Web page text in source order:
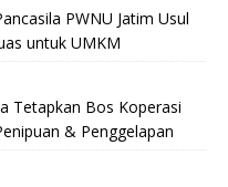
PWNU Jatim Usul
untuk UMKM
Tetapkan Bos Koperasi
& Penggelapan